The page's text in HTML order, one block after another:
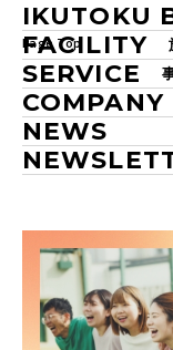
Page Top
IKUTOKU
FACILITY
SERVICE
COMPANY
NEWS